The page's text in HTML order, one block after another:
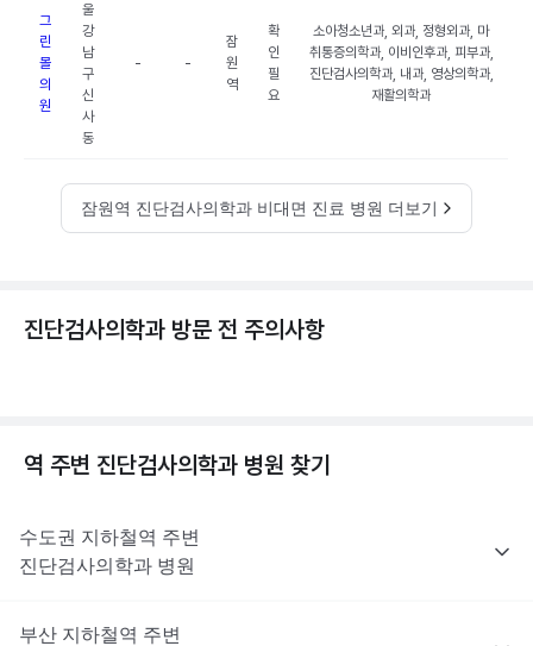
그
린
몰
의
원
울
강
남
구
신
사
동
- -
잠
원
역
확
인
필
요
소아청소년과, 외과, 정형외과, 마
취통증의학과, 이비인후과, 피부과,
진단검사의학과, 내과, 영상의학과,
재활의학과
잠원역 진단검사의학과 비대면 진료 병원 더보기
진단검사의학과 방문 전 주의사항
역 주변 진단검사의학과 병원 찾기
수도권 지하철역 주변
진단검사의학과 병원
부산 지하철역 주변